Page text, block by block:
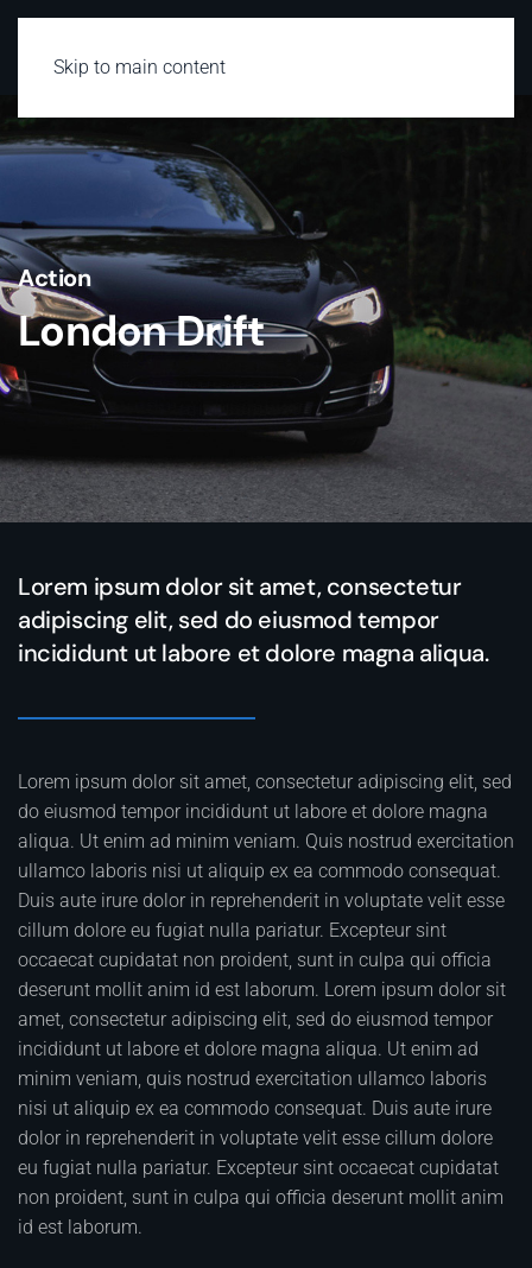
Skip to main content
Action
London Drift
Lorem ipsum dolor sit amet, consectetur
adipiscing elit, sed do eiusmod tempor
incididunt ut labore et dolore magna aliqua.
Lorem ipsum dolor sit amet, consectetur adipiscing elit, sed
do eiusmod tempor incididunt ut labore et dolore magna
aliqua. Ut enim ad minim veniam. Quis nostrud exercitation
ullamco laboris nisi ut aliquip ex ea commodo consequat.
Duis aute irure dolor in reprehenderit in voluptate velit esse
cillum dolore eu fugiat nulla pariatur. Excepteur sint
occaecat cupidatat non proident, sunt in culpa qui officia
deserunt mollit anim id est laborum. Lorem ipsum dolor sit
amet, consectetur adipiscing elit, sed do eiusmod tempor
incididunt ut labore et dolore magna aliqua. Ut enim ad
minim veniam, quis nostrud exercitation ullamco laboris
nisi ut aliquip ex ea commodo consequat. Duis aute irure
dolor in reprehenderit in voluptate velit esse cillum dolore
eu fugiat nulla pariatur. Excepteur sint occaecat cupidatat
non proident, sunt in culpa qui officia deserunt mollit anim
id est laborum.